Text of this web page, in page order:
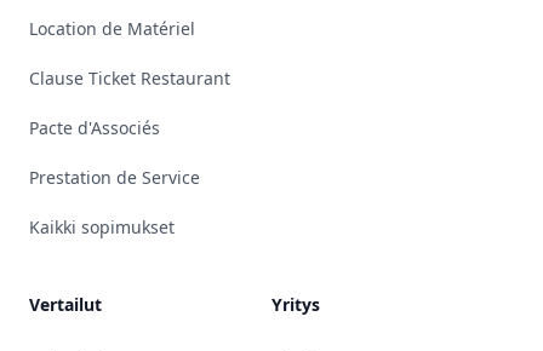
Location de Matériel
Clause Ticket Restaurant
Pacte d'Associés
Prestation de Service
Kaikki sopimukset
Vertailut Yritys